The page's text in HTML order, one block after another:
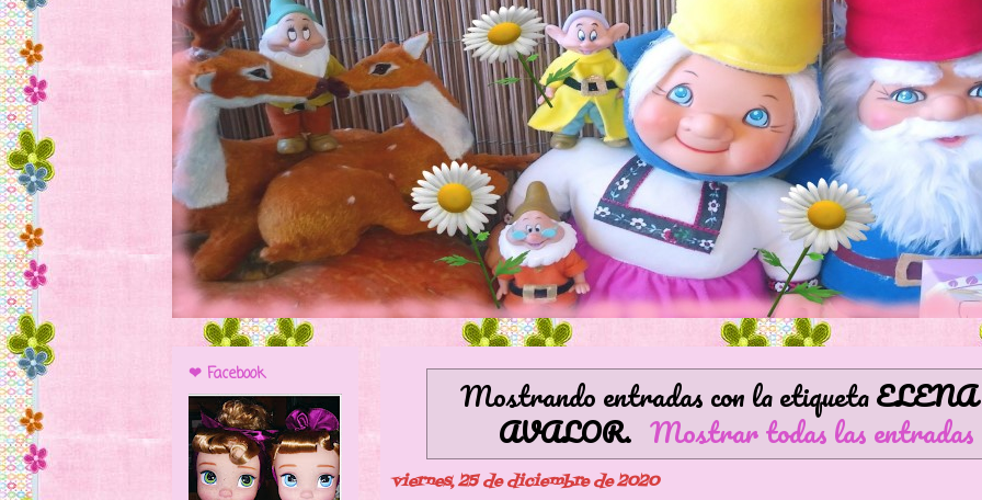
Mostrando entradas con la etiqueta
AVALOR. Mostrar todas las entradas
viernes, 25 de diciembre de 2020
❤ Facebook